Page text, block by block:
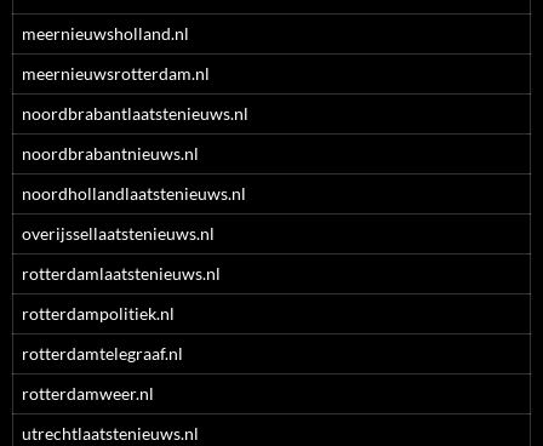
meernieuwsholland.nl
meernieuwsrotterdam.nl
noordbrabantlaatstenieuws.nl
noordbrabantnieuws.nl
noordhollandlaatstenieuws.nl
overijssellaatstenieuws.nl
rotterdamlaatstenieuws.nl
rotterdampolitiek.nl
rotterdamtelegraaf.nl
rotterdamweer.nl
utrechtlaatstenieuws.nl